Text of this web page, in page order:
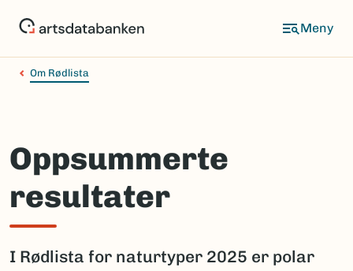
Om Rødlista
Oppsummerte
resultater
I Rødlista for naturtyper 2025 er polar